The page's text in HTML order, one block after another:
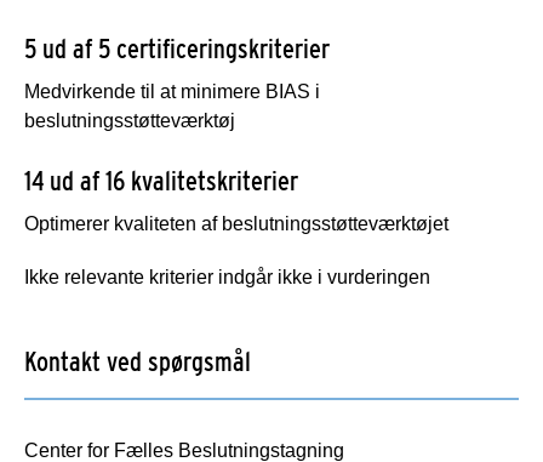
5 ud af 5 certificeringskriterier
Medvirkende til at minimere BIAS i
beslutningsstøtteværktøj
14 ud af 16 kvalitetskriterier
Optimerer kvaliteten af beslutningsstøtteværktøjet
Ikke relevante kriterier indgår ikke i vurderingen
Kontakt ved spørgsmål
Center for Fælles Beslutningstagning